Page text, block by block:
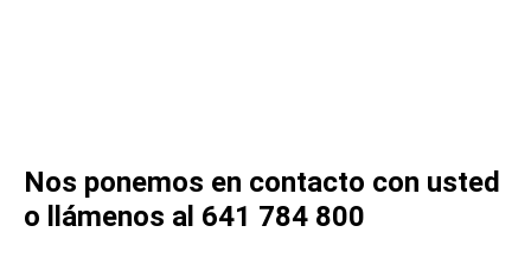
Nos ponemos en contacto con usted
o llámenos al 641 784 800